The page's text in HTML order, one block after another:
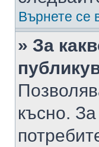
Върнете се
» За
късно.